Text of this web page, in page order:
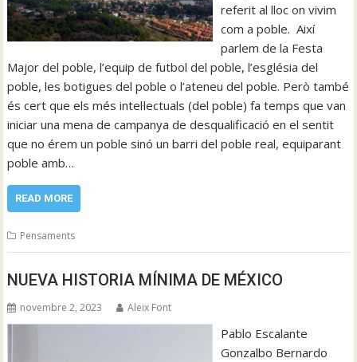
referit al lloc on vivim
com a poble. Així
parlem de la Festa
Major del poble, l’equip de futbol del poble, l’església del
poble, les botigues del poble o l’ateneu del poble. Però també
és cert que els més intel·lectuals (del poble) fa temps que van
iniciar una mena de campanya de desqualificació en el sentit
que no érem un poble sinó un barri del poble real, equiparant
poble amb…
READ MORE
Pensaments
NUEVA HISTORIA MÍNIMA DE MÉXICO
novembre 2, 2023 Aleix Font
Pablo Escalante
Gonzalbo Bernardo